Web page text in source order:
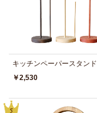
キッチンペーパースタンド
￥2,530